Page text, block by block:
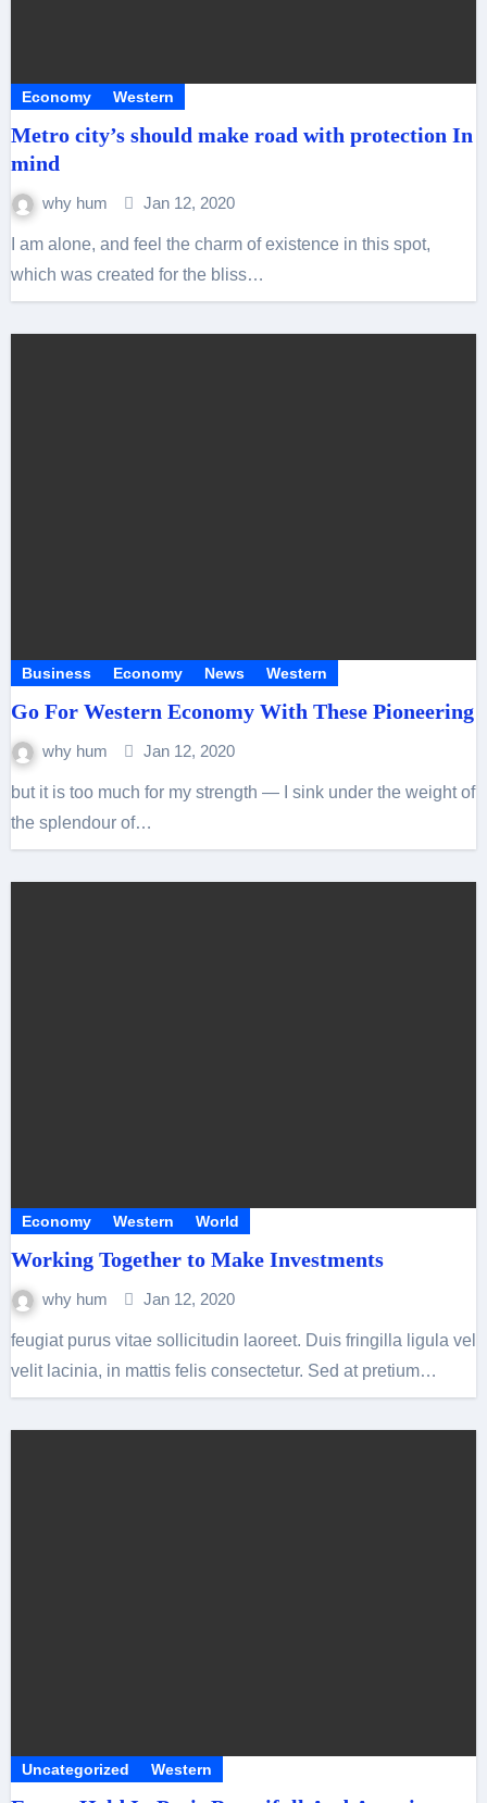
Economy Western
Metro city’s should make road with protection In
mind
why hum Jan 12, 2020
which was created for the bliss…
Business Economy News Western
Go For Western Economy With These Pioneering
why hum Jan 12, 2020
but it is too much for my strength — I sink under the weight of
the splendour of…
Economy Western World
Working Together to Make Investments
why hum Jan 12, 2020
feugiat purus vitae sollicitudin laoreet. Duis fringilla ligula vel
velit lacinia, in mattis felis consectetur. Sed at pretium…
Uncategorized Western